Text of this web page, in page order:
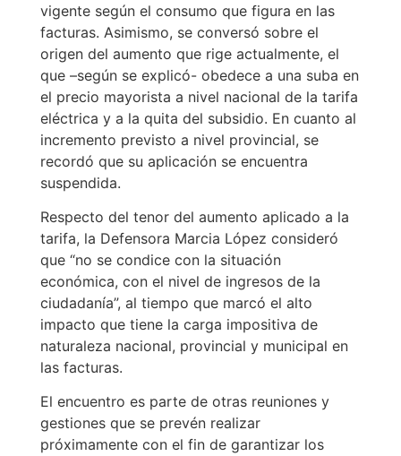
vigente según el consumo que figura en las
facturas. Asimismo, se conversó sobre el
origen del aumento que rige actualmente, el
que –según se explicó- obedece a una suba en
el precio mayorista a nivel nacional de la tarifa
eléctrica y a la quita del subsidio. En cuanto al
incremento previsto a nivel provincial, se
recordó que su aplicación se encuentra
suspendida.
Respecto del tenor del aumento aplicado a la
tarifa, la Defensora Marcia López consideró
que “no se condice con la situación
económica, con el nivel de ingresos de la
ciudadanía”, al tiempo que marcó el alto
impacto que tiene la carga impositiva de
naturaleza nacional, provincial y municipal en
las facturas.
El encuentro es parte de otras reuniones y
gestiones que se prevén realizar
próximamente con el fin de garantizar los